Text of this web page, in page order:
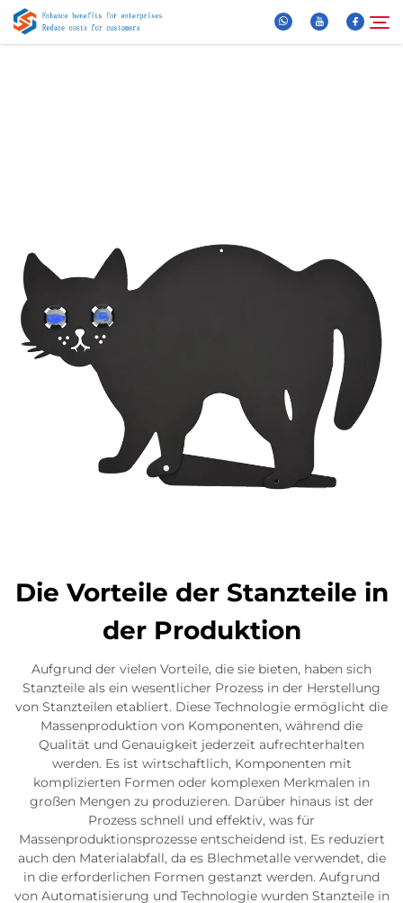
FAQ
Video
Kontaktieren Sie uns
Die Vorteile der Stanzteile in
der Produktion
Aufgrund der vielen Vorteile, die sie bieten, haben sich
Stanzteile als ein wesentlicher Prozess in der Herstellung
von Stanzteilen etabliert. Diese Technologie ermöglicht die
Massenproduktion von Komponenten, während die
Qualität und Genauigkeit jederzeit aufrechterhalten
werden. Es ist wirtschaftlich, Komponenten mit
komplizierten Formen oder komplexen Merkmalen in
großen Mengen zu produzieren. Darüber hinaus ist der
Prozess schnell und effektiv, was für
Massenproduktionsprozesse entscheidend ist. Es reduziert
auch den Materialabfall, da es Blechmetalle verwendet, die
in die erforderlichen Formen gestanzt werden. Aufgrund
von Automatisierung und Technologie wurden Stanzteile in